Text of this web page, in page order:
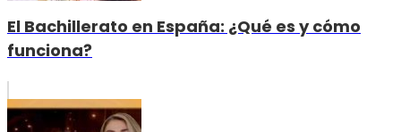
El Bachillerato en España: ¿Qué es y cómo
funciona?